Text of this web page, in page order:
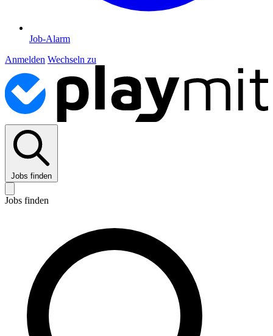
Job-Alarm
Anmelden Wechseln zu
Jobs finden
Jobs finden